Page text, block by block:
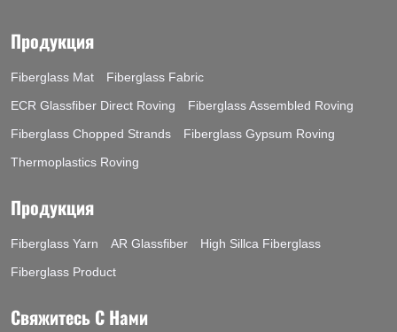
Продукция
Fiberglass Mat
Fiberglass Fabric
ECR Glassfiber Direct Roving
Fiberglass Assembled Roving
Fiberglass Chopped Strands
Fiberglass Gypsum Roving
Thermoplastics Roving
Продукция
Fiberglass Yarn AR Glassfiber
High Sillca Fiberglass
Fiberglass Product
Свяжитесь С Нами